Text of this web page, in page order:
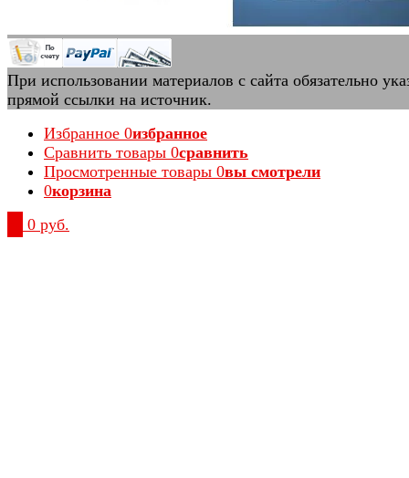
При использовании материалов с сайта обязательно
прямой ссылки на источник.
Избранное 0избранное
Сравнить товары 0сравнить
Просмотренные товары 0вы смотрели
0корзина
0 руб.